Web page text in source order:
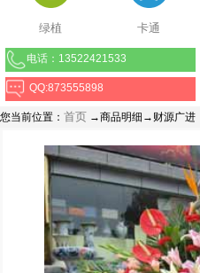
绿植 卡通
电话：13522421533
QQ:873555898
您当前位置： 首页 →商品明细→财源广进